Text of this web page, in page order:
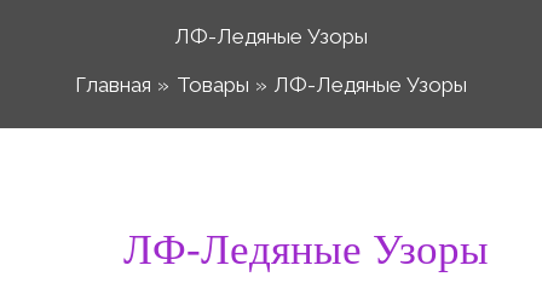
ЛФ-Ледяные Узоры
Главная
Товары ЛФ-Ледяные Узоры
ЛФ-Ледяные Узоры
Диапазон
товара